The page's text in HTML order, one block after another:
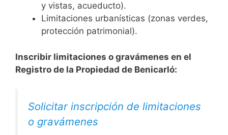
y vistas, acueducto).
Limitaciones urbanísticas (zonas verdes,
protección patrimonial).
Inscribir limitaciones o gravámenes en el
Registro de la Propiedad de Benicarló:
Solicitar inscripción de limitaciones
o gravámenes